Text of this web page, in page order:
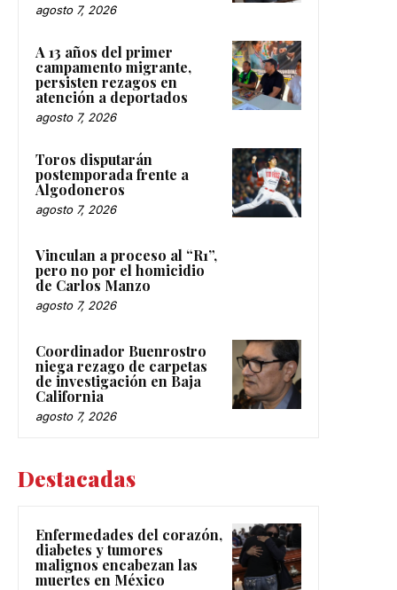
agosto 7, 2026
A 13 años del primer
campamento migrante,
persisten rezagos en
atención a deportados
agosto 7, 2026
Toros disputarán
postemporada frente a
Algodoneros
agosto 7, 2026
Vinculan a proceso al “R1”,
pero no por el homicidio
de Carlos Manzo
agosto 7, 2026
Coordinador Buenrostro
niega rezago de carpetas
de investigación en Baja
California
agosto 7, 2026
Destacadas
Enfermedades del corazón,
diabetes y tumores
malignos encabezan las
muertes en México